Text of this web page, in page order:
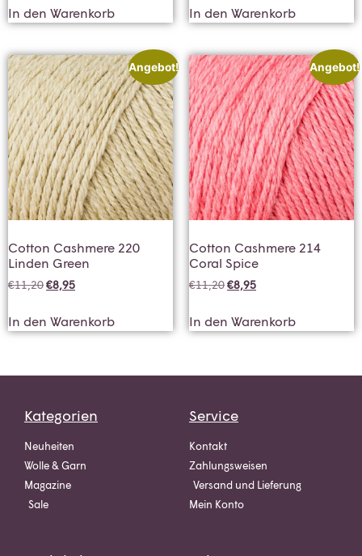
In den Warenkorb In den Warenkorb
Angebot!
Cotton Cashmere 220
Linden Green
€11,20€8,95
In den Warenkorb
Angebot!
Cotton Cashmere 214
Coral Spice
€11,20€8,95
In den Warenkorb
Kategorien
Neuheiten
Wolle & Garn
Magazine
Sale
Service
Kontakt
Zahlungsweisen
Versand und Lieferung
Mein Konto